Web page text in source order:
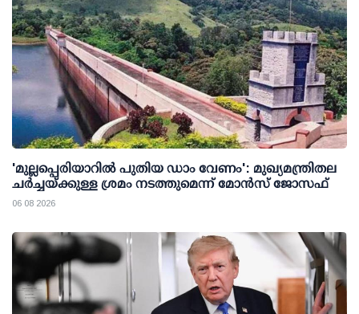
'മുല്ലപ്പെരിയാറില്‍ പുതിയ ഡാം വേണം': മുഖ്യമന്ത്രിതല
ചര്‍ച്ചയ്ക്കുള്ള ശ്രമം നടത്തുമെന്ന് മോന്‍സ് ജോസഫ്
06 08 2026